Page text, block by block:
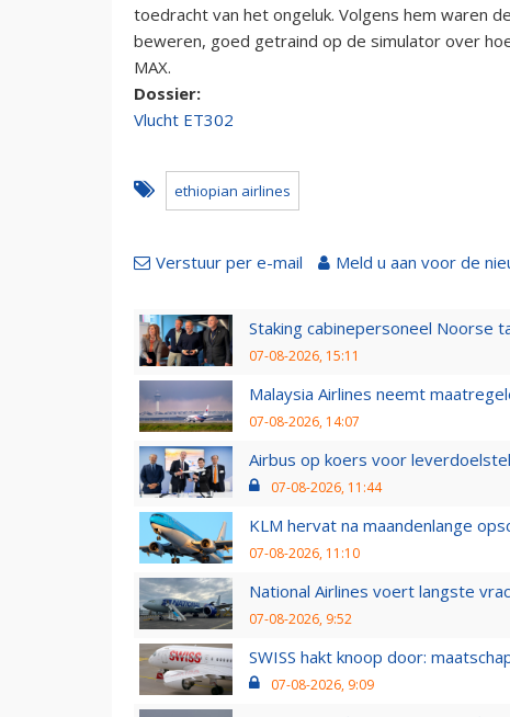
toedracht van het ongeluk. Volgens hem waren
beweren, goed getraind op de simulator over
MAX.
Dossier:
Vlucht ET302
ethiopian airlines
Verstuur per e-mail Meld u aan voor de
Staking cabinepersoneel Noorse
07-08-2026, 15:11
Malaysia Airlines neemt
07-08-2026, 14:07
Airbus op koers voor
07-08-2026, 11:44
KLM hervat na maandenlange
07-08-2026, 11:10
National Airlines voert langste
07-08-2026, 9:52
SWISS hakt knoop door:
07-08-2026, 9:09